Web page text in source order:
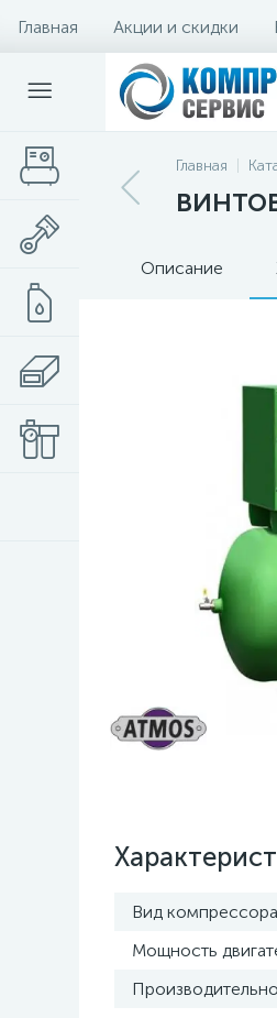
Главная Акции и скидки
Главная
Описание
Вид компрессора
Мощность